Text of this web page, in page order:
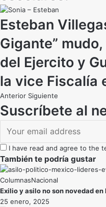
Esteban
Gigante”
del Ejercito y
la vice Fiscalía
Anterior Siguiente
Suscríbete al
I have read and agree to the
También te podría gustar
Nacional
Exilio y asilo no son novedad en
25 enero, 2025